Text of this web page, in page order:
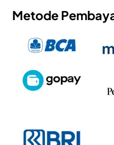
Metode